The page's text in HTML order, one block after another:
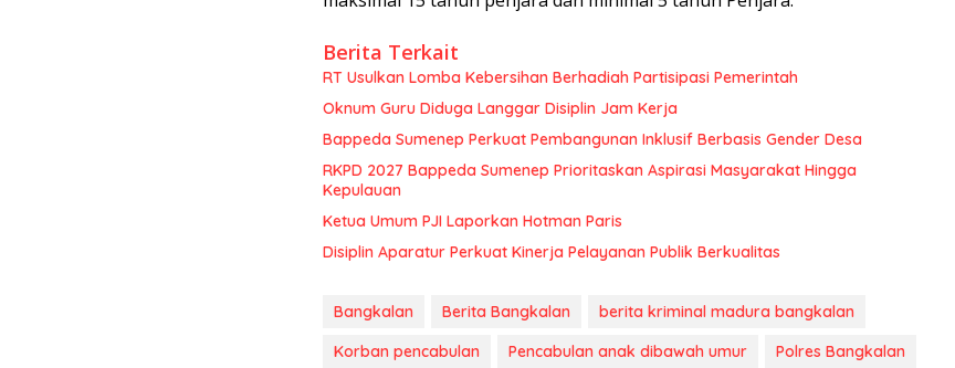
Berita Terkait
RT Usulkan Lomba Kebersihan Berhadiah Partisipasi Pemerintah
Oknum Guru Diduga Langgar Disiplin Jam Kerja
Bappeda Sumenep Perkuat Pembangunan Inklusif Berbasis Gender Desa
RKPD 2027 Bappeda Sumenep Prioritaskan Aspirasi Masyarakat Hingga
Kepulauan
Ketua Umum PJI Laporkan Hotman Paris
Disiplin Aparatur Perkuat Kinerja Pelayanan Publik Berkualitas
Bangkalan Berita Bangkalan
berita kriminal madura bangkalan
Korban pencabulan
Pencabulan anak dibawah umur Polres Bangkalan